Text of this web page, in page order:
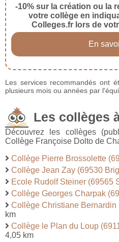
-10% sur la création ou la
votre collège en
Colleges.fr lors de
En
Les services recommandés ont
plusieurs mois ou années par
Les collèges
Découvrez les collèges
Collège Françoise Dolto de
Collège Pierre Brossolette
Collège Jean Zay (69530
Ecole Rudolf Steiner (69565
Collège Georges Charpak
Collège Christiane
km
Collège le Plan du Loup
4,05 km